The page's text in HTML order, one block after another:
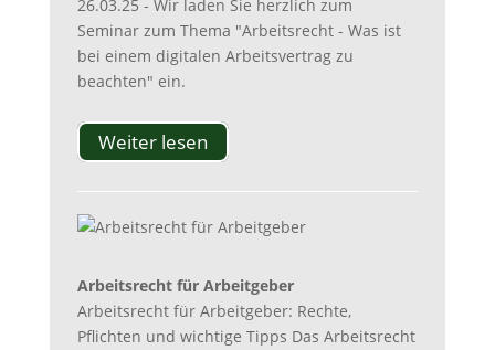
26.03.25 - Wir laden Sie herzlich zum
Seminar zum Thema "Arbeitsrecht - Was ist
bei einem digitalen Arbeitsvertrag zu
beachten" ein.
Weiter lesen
Arbeitsrecht für Arbeitgeber
Arbeitsrecht für Arbeitgeber: Rechte,
Pflichten und wichtige Tipps Das Arbeitsrecht